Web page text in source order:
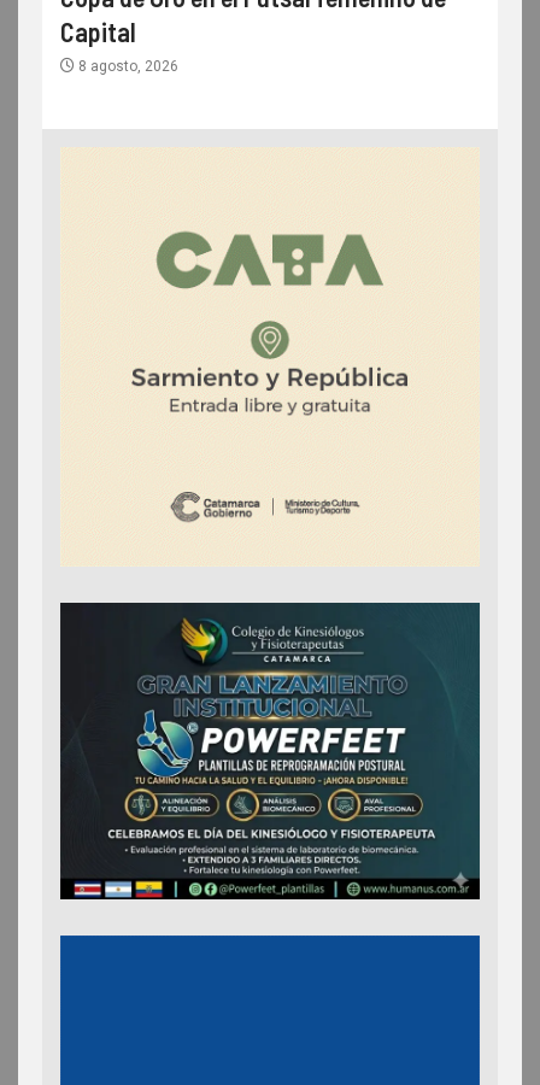
Capital
8 agosto, 2026